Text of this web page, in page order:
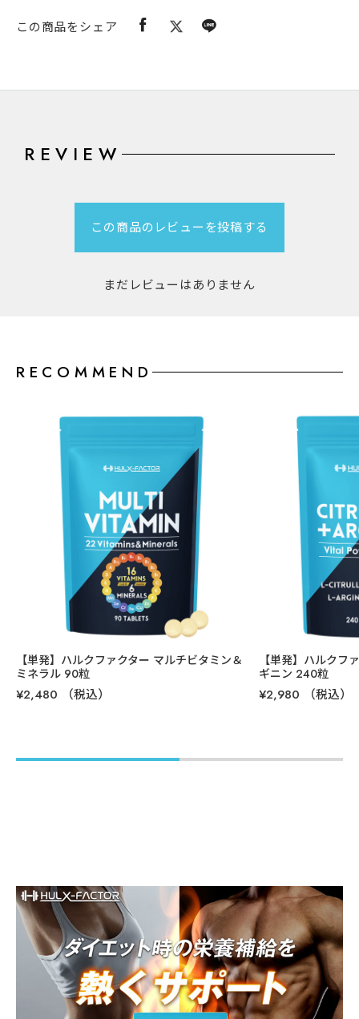
原材料名
L-カルニチン（中国製造）、唐辛子、共役リノール酸含有
粉末油脂（乳成分を含む）、α-リポ酸、HMBCa、コエン
ザイムQ10、ヒハツエキス末、ブラックジンジャーエキ
ス末 ／セルロース、ステアリン酸Ca、二酸化ケイ素、L-
ロイシン、L-リジン塩酸塩、L-バリン、L-イソロイシン、
この商品をシェア
REVIEW
この商品のレビューを投稿する
まだレビューはありません
RECOMMEND
【単発】ハルクファクター マルチビタミン＆
ミネラル 90粒
¥2,480 （税込）
【単発】ハルクフ
ギニン 240粒
¥2,980 （税込）